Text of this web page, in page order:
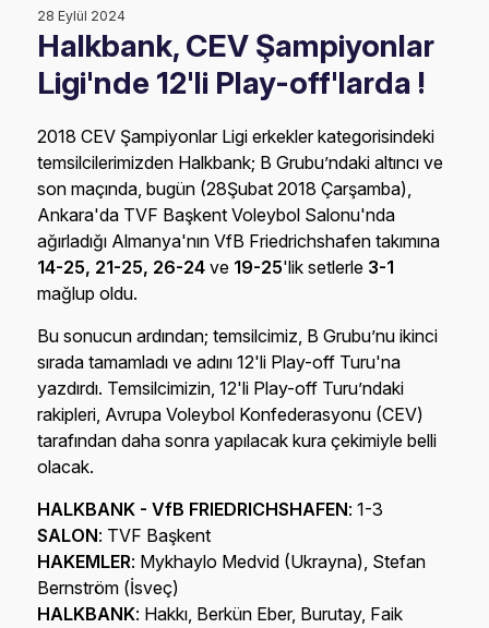
28 Eylül 2024
Halkbank, CEV Şampiyonlar
Ligi'nde 12'li Play-off'larda !
2018 CEV Şampiyonlar Ligi erkekler kategorisindeki
temsilcilerimizden Halkbank; B Grubu’ndaki altıncı ve
son maçında, bugün (28Şubat 2018 Çarşamba),
Ankara'da TVF Başkent Voleybol Salonu'nda
ağırladığı Almanya'nın VfB Friedrichshafen takımına
14-25, 21-25, 26-24 ve 19-25'lik setlerle 3-1
mağlup oldu.
Bu sonucun ardından; temsilcimiz, B Grubu’nu ikinci
sırada tamamladı ve adını 12'li Play-off Turu'na
yazdırdı. Temsilcimizin, 12'li Play-off Turu’ndaki
rakipleri, Avrupa Voleybol Konfederasyonu (CEV)
tarafından daha sonra yapılacak kura çekimiyle belli
olacak.
HALKBANK - VfB FRIEDRICHSHAFEN: 1-3
SALON: TVF Başkent
HAKEMLER: Mykhaylo Medvid (Ukrayna), Stefan
Bernström (İsveç)
HALKBANK: Hakkı, Berkün Eber, Burutay, Faik